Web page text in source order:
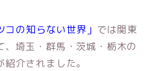
コの知らない世界」 では関東
、埼玉・群馬・茨城・栃木の
介されました。